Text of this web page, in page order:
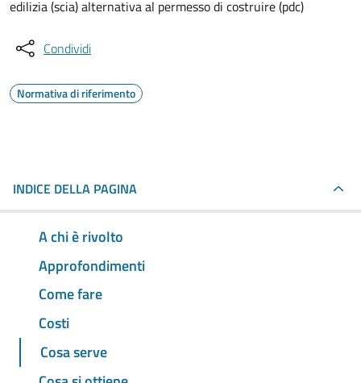
edilizia (scia) alternativa al permesso di costruire (pdc)
Condividi
Normativa di riferimento
INDICE DELLA PAGINA
A chi è rivolto
Approfondimenti
Come fare
Costi
Cosa serve